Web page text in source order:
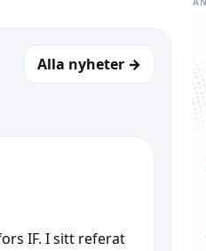
Alla nyheter →
IF. I sitt referat